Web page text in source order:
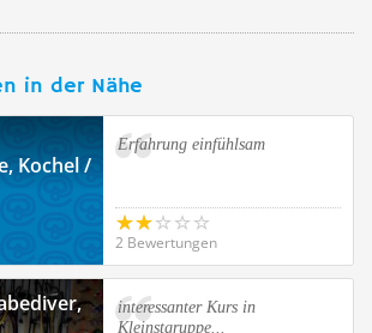
in der Nähe
Kochel /
Erfahrung einfühlsam
2 Bewertungen
interessanter Kurs in
Kleinstgruppe...